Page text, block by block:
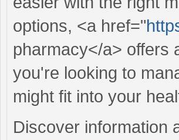
options, <a href="
pharmacy</a> offers
you're looking to
might fit into your
Discover information